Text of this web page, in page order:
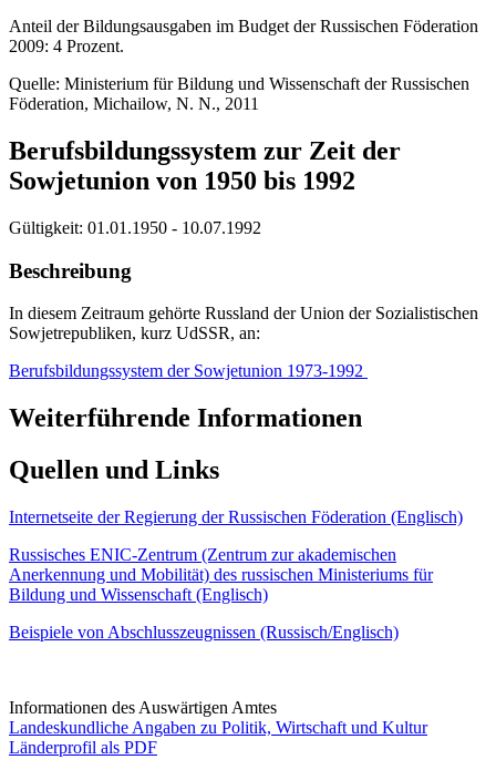
Anteil der Bildungsausgaben im Budget der Russischen Föderation
2009: 4 Prozent.
Quelle: Ministerium für Bildung und Wissenschaft der Russischen
Föderation, Michailow, N. N., 2011
Berufsbildungssystem zur Zeit der
Sowjetunion von 1950 bis 1992
Gültigkeit: 01.01.1950 - 10.07.1992
Beschreibung
In diesem Zeitraum gehörte Russland der Union der Sozialistischen
Sowjetrepubliken, kurz UdSSR, an:
Berufsbildungssystem der Sowjetunion 1973-1992
Weiterführende Informationen
Quellen und Links
Internetseite der Regierung der Russischen Föderation (Englisch)
Russisches ENIC-Zentrum (Zentrum zur akademischen
Anerkennung und Mobilität) des russischen Ministeriums für
Bildung und Wissenschaft (Englisch)
Beispiele von Abschlusszeugnissen (Russisch/Englisch)
Informationen des Auswärtigen Amtes
Landeskundliche Angaben zu Politik, Wirtschaft und Kultur
Länderprofil als PDF